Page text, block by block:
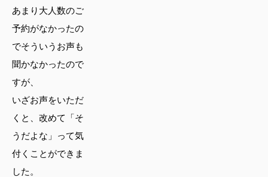
あまり大人数のご
予約がなかったの
でそういうお声も
聞かなかったので
すが、
いざお声をいただ
くと、改めて「そ
うだよな」って気
付くことができま
した。